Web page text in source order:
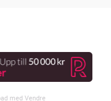
med Vendre